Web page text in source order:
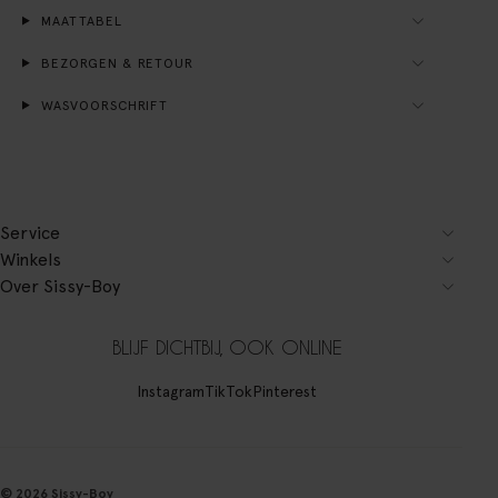
MAATTABEL
BEZORGEN & RETOUR
WASVOORSCHRIFT
Service
Winkels
Over Sissy-Boy
BLIJF DICHTBIJ, OOK ONLINE
InstagramTikTokPinterest
© 2026 Sissy-Boy